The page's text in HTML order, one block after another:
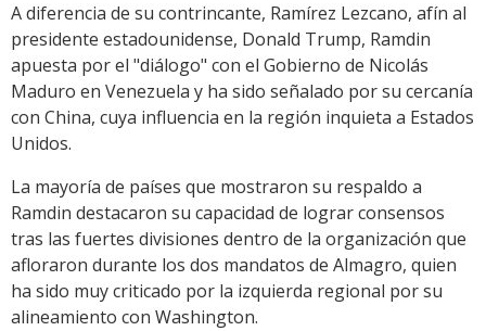
A diferencia de su contrincante, Ramírez Lezcano, afín al
presidente estadounidense, Donald Trump, Ramdin
apuesta por el "diálogo" con el Gobierno de Nicolás
Maduro en Venezuela y ha sido señalado por su cercanía
con China, cuya influencia en la región inquieta a Estados
Unidos.
La mayoría de países que mostraron su respaldo a
Ramdin destacaron su capacidad de lograr consensos
tras las fuertes divisiones dentro de la organización que
afloraron durante los dos mandatos de Almagro, quien
ha sido muy criticado por la izquierda regional por su
alineamiento con Washington.